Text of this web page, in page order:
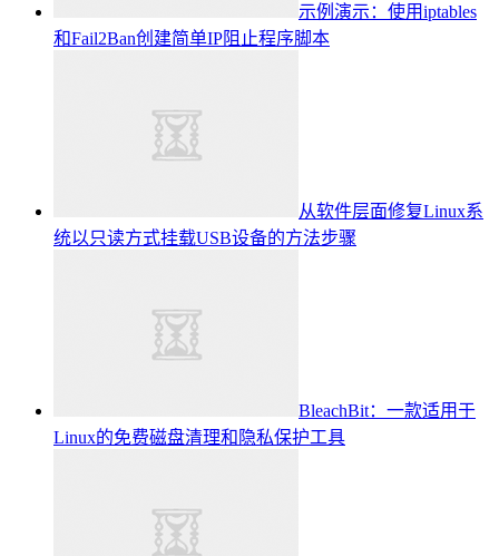
示例演示：使用iptables
和Fail2Ban创建简单IP阻止程序脚本
从软件层面修复Linux系
统以只读方式挂载USB设备的方法步骤
BleachBit：一款适用于
Linux的免费磁盘清理和隐私保护工具